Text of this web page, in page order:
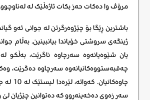
مرۆڤ وا دەکات حەز بکات ئاژەڵێک لە
باشترین ڕێگا بۆ چێژوەرگرتن لە جوانی ئەو
ژینگەی سروشتی خۆیاندا بیانبینین. بەڵام
یان شێوەیانەوە سەرچاوە ناگرێت، بەڵکو
چەقبەستووەکانیانەوە سەرچاوە دەگرێت،
سەر زەوی دەخەینەڕوو کە دەتوانین چێژیان لێ